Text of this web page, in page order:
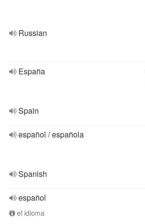
Russian
España
Spain
español / española
Spanish
español
el idioma